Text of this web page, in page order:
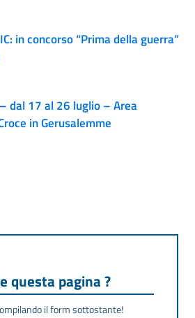
in concorso “Prima della guerra”
dal 17 al 26 luglio – Area
in Gerusalemme
questa pagina ?
il form sottostante!